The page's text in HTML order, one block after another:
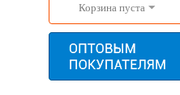
Корзина пуста